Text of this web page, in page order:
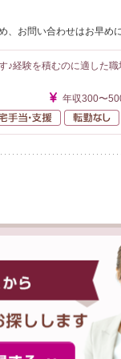
、お問い合わせはお早め
♪経験を積むのに適した
年収300〜
日120日以上
住宅手当・支